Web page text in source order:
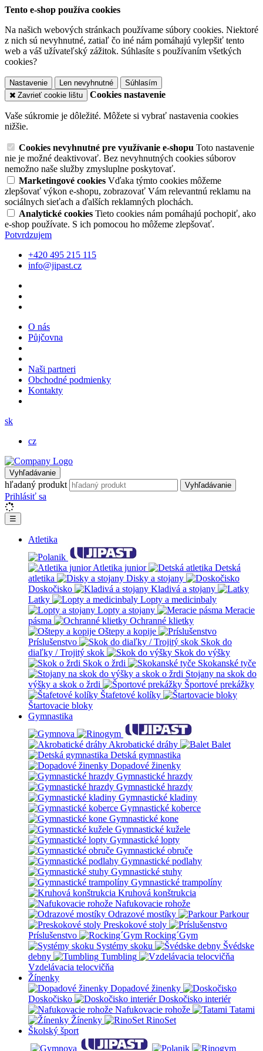
Tento e-shop používa cookies
Na našich webových stránkach používame súbory cookies. Niektoré
z nich sú nevyhnutné, zatiaľ čo iné nám pomáhajú vylepšiť tento
web a váš užívateľský zážitok. Súhlasíte s používaním všetkých
cookies?
Nastavenie Len nevyhnutné
Súhlasím
Zavrieť cookie lištu
Cookies nastavenie
Vaše súkromie je dôležité. Môžete si vybrať nastavenia cookies
nižšie.
Cookies nevyhnutné pre využívanie e-shopu Toto nastavenie
nie je možné deaktivovať. Bez nevyhnutných cookies súborov
nemožno naše služby zmysluplne poskytovať.
Marketingové cookies Vďaka týmto cookies môžeme
zlepšovať výkon e-shopu, zobrazovať Vám relevantnú reklamu na
sociálnych sieťach a ďalších reklamných plochách.
Analytické cookies Tieto cookies nám pomáhajú pochopiť, ako
e-shop používate. S ich pomocou ho môžeme zlepšovať.
Potvrdzujem
+420 495 215 115
info@jipast.cz
O nás
Půjčovna
Naši partneri
Obchodné podmienky
Kontakty
sk
cz
Vyhľadávanie
hľadaný produkt Vyhľadávanie
Prihlásiť sa
☰
Atletika
Atletika junior
Detská
atletika
Disky a stojany
Doskočisko
Kladivá a stojany
Latky
Lopty a medicinbaly
Lopty a stojany
Meracie
pásma
Ochranné klietky
Oštepy a kopije
Príslušenstvo
Skok do
diaľky / Trojitý skok
Skok do výšky
Skok o žrdi
Skokanské tyče
Stojany na skok do
výšky a skok o žrdi
Športové prekážky
Štafetové kolíky
Štartovacie bloky
Gymnastika
Akrobatické dráhy
Balet
Detská gymnastika
Dopadové žinenky
Gymnastické hrazdy
Gymnastické hrazdy
Gymnastické kladiny
Gymnastické koberce
Gymnastické kone
Gymnastické kužele
Gymnastické lopty
Gymnastické obruče
Gymnastické podlahy
Gymnastické stuhy
Gymnastické trampolíny
Kruhová konštrukcia
Nafukovacie rohože
Odrazové mostíky
Parkour
Preskokové stoly
Príslušenstvo
Rocking´Gym
Systémy skoku
Švédske
debny
Tumbling
Vzdelávacia telocvičňa
Žínenky
Dopadové žinenky
Doskočisko
Doskočisko interiér
Nafukovacie rohože
Tatami
Žínenky
RinoSet
Školský šport